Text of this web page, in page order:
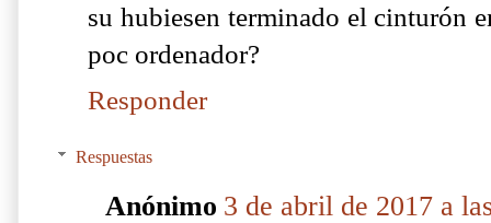
su hubiesen terminado el cinturón
poc ordenador?
Responder
Respuestas
Anónimo 3 de abril de 2017 a